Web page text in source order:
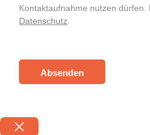
Kontaktaufnahme nutzen dürfen.
Datenschutz.
Absenden